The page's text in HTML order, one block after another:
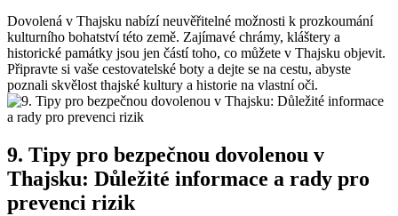
Dovolená v Thajsku nabízí neuvěřitelné možnosti k prozkoumání
kulturního bohatství této země. Zajímavé chrámy, kláštery a
historické památky jsou jen částí toho, co můžete v Thajsku objevit.
Připravte si vaše cestovatelské boty a dejte se na cestu, abyste
poznali skvělost thajské kultury a historie na vlastní oči.
9. Tipy pro bezpečnou dovolenou v
Thajsku: Důležité informace a rady pro
prevenci rizik